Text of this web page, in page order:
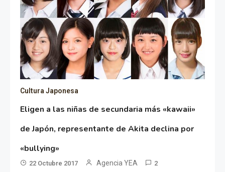
Cultura Japonesa
Eligen a las niñas de secundaria más «kawaii»
de Japón, representante de Akita declina por
«bullying»
22 Octubre 2017 Agencia YEA 2